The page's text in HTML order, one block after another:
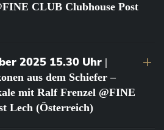
CLUB Clubhouse Post
2025 15.30 Uhr |
aus dem Schiefer –
mit Ralf Frenzel @FINE
Lech (Österreich)